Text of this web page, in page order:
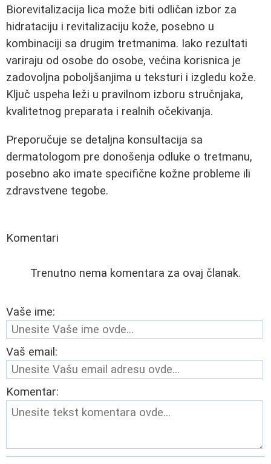
Biorevitalizacija lica može biti odličan izbor za
hidrataciju i revitalizaciju kože, posebno u
kombinaciji sa drugim tretmanima. Iako rezultati
variraju od osobe do osobe, većina korisnica je
zadovoljna poboljšanjima u teksturi i izgledu kože.
Ključ uspeha leži u pravilnom izboru stručnjaka,
kvalitetnog preparata i realnih očekivanja.
Preporučuje se detaljna konsultacija sa
dermatologom pre donošenja odluke o tretmanu,
posebno ako imate specifične kožne probleme ili
zdravstvene tegobe.
Komentari
Trenutno nema komentara za ovaj članak.
Vaše ime:
Vaš email:
Komentar: